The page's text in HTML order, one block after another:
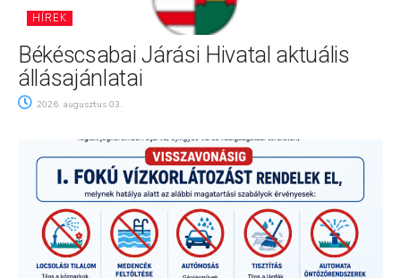
HÍREK
Békéscsabai Járási Hivatal aktuális
állásajánlatai
2026. augusztus 03.